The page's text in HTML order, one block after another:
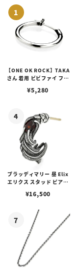
【ONE OK ROCK】TAKA
さん 着用 ビビファイ フー
¥5,280
ブラッディマリー 昼 Elix
エリクス スタッド ピアス
¥16,500